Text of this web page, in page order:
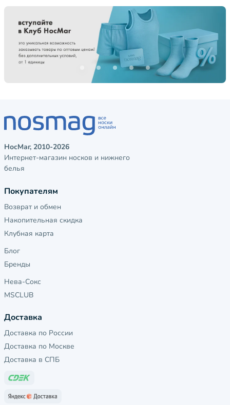
НосМаг, 2010-2026
Интернет-магазин носков и нижнего
белья
Покупателям
Возврат и обмен
Накопительная скидка
Клубная карта
Блог
Бренды
Нева-Сокс
MSCLUB
Доставка
Доставка по России
Доставка по Москве
Доставка в СПБ